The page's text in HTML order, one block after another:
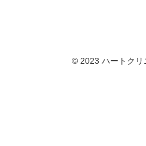
© 2023 ハートクリ